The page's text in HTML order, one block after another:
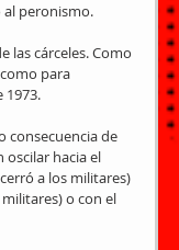
al peronismo.
las cárceles. Como
para
1973.
consecuencia de
oscilar hacia el
a los militares)
o con el